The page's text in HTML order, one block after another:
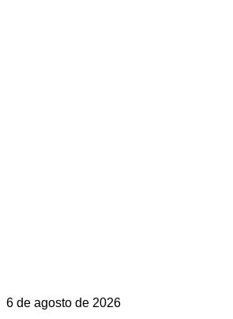
Skip
6 de agosto de 2026